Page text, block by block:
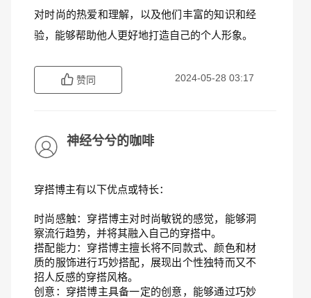
对时尚的热爱和理解，以及他们丰富的知识和经
验，能够帮助他人更好地打造自己的个人形象。
赞同 2024-05-28 03:17
神经兮兮的咖啡
穿搭博主有以下优点或特长：
时尚感触：穿搭博主对时尚敏锐的感觉，能够洞
察流行趋势，并将其融入自己的穿搭中。
搭配能力：穿搭博主擅长将不同款式、颜色和材
质的服饰进行巧妙搭配，展现出个性独特而又不
招人反感的穿搭风格。
创意：穿搭博主具备一定的创意，能够通过巧妙